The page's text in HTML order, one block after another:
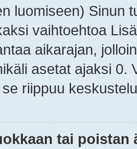
luomiseen) Sinun
vaihtoehtoa
aikarajan,
asetat ajaksi 0.
riippuu
tai poistan